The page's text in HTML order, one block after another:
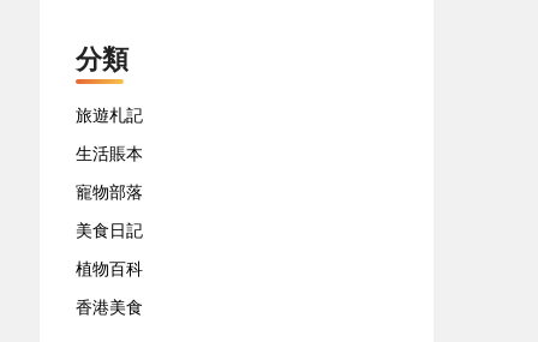
分類
旅遊札記
生活賬本
寵物部落
美食日記
植物百科
香港美食